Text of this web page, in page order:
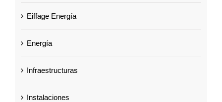
Eiffage Energía
Energía
Infraestructuras
Instalaciones